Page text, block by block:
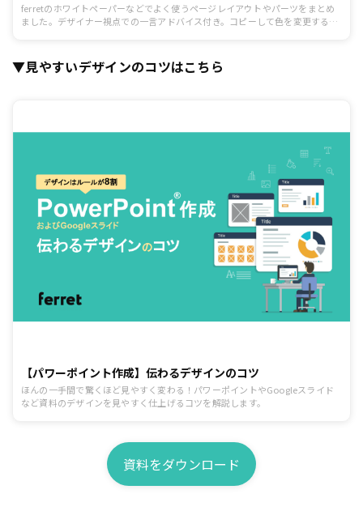
ferretのホワイトペーパーなどでよく使うページレイアウトやパーツをまとめ
ました。デザイナー視点での一言アドバイス付き。コピーして色を変更するな
▼見やすいデザインのコツはこちら
【パワーポイント作成】伝わるデザインのコツ
ほんの一手間で驚くほど見やすく変わる！パワーポイントやGoogleスライド
など資料のデザインを見やすく仕上げるコツを解説します。
資料をダウンロード